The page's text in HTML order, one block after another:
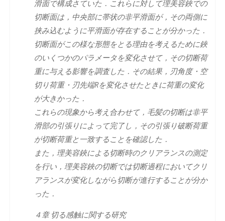
滑面で構成さていた．これらに対して理美容鋏での
切断面は，中央部に帯状の非平滑面が，その両側に
挟み込むように平滑面が存在することが分かった．
切断面がこの様な形態をとる理由を考えるために鋏
のいくつかのパラメータを変化させて，その切断荷
重に与える影響を調査した．その結果，刃角度・空
切り荷重・刃先端Rを変化させたときに荷重の変化
が大きかった．
これらの現象から考え合わせて，毛髪の切断は非平
滑部の引張りによって完了し，その引張り破断荷重
が切断荷重と一致することを確認した．
また，理美容鋏による切断時のクリアランスの測定
を行い，理美容鋏の切断では切断過程においてクリ
アランスが変化しながら切断が進行することが分か
った．
４章 切る感触に関する研究